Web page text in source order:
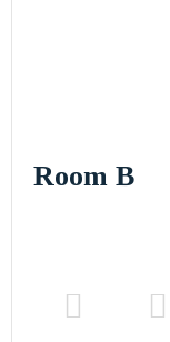
Room B